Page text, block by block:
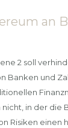
an
2 soll
Banken und
in der die
Risiken einen